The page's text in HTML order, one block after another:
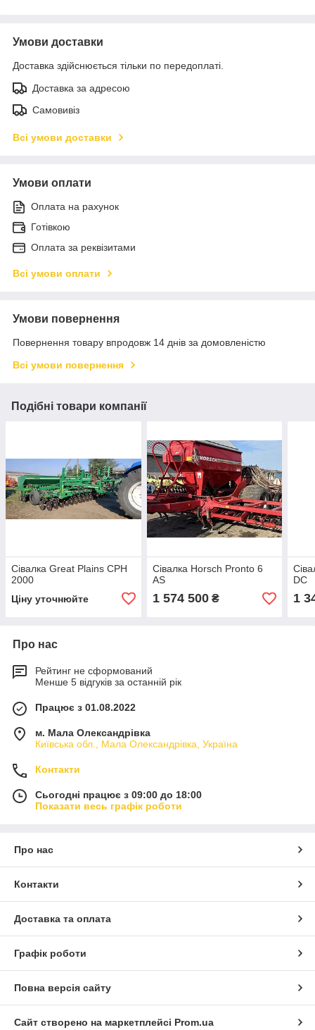
Умови доставки
Доставка здійснюється тільки по передоплаті.
Доставка за адресою
Самовивіз
Всі умови доставки
Умови оплати
Оплата на рахунок
Готівкою
Оплата за реквізитами
Всі умови оплати
Умови повернення
Повернення товару впродовж 14 днів за домовленістю
Всі умови повернення
Подібні товари компанії
Сівалка Great Plains CPH
2000
Ціну уточнюйте
Сівалка Horsch Pronto 6
AS
1 574 500₴
DC
1
Про нас
Рейтинг не сформований
Менше 5 відгуків за останній рік
Працює з 01.08.2022
м. Мала Олександрівка
Київська обл., Мала Олександрівка, Україна
Контакти
Сьогодні працює з 09:00 до 18:00
Показати весь графік роботи
Про нас
Контакти
Доставка та оплата
Графік роботи
Повна версія сайту
Сайт створено на маркетплейсі Prom.ua